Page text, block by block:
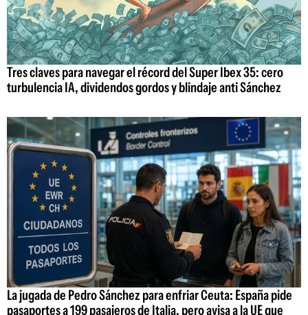
Tres claves para navegar el récord del Super Ibex 35: cero
turbulencia IA, dividendos gordos y blindaje anti Sánchez
La jugada de Pedro Sánchez para enfriar Ceuta: España pide
pasaportes a 199 pasajeros de Italia, pero avisa a la UE que